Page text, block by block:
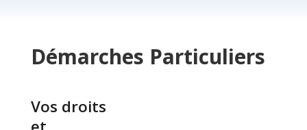
Démarches Particuliers
Vos droits